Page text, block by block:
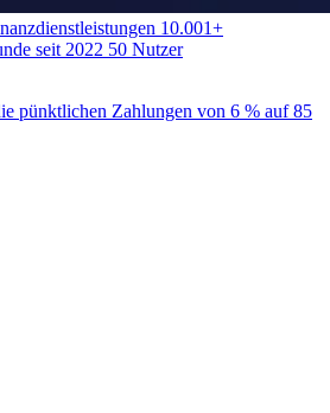
10.001+
seit 2022 50 Nutzer
pünktlichen Zahlungen von 6 % auf 85